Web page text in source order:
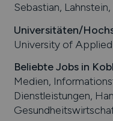
Sebastian,
Universitäten/
University of
Beliebte Jobs in
Medien,
Dienstleistungen,